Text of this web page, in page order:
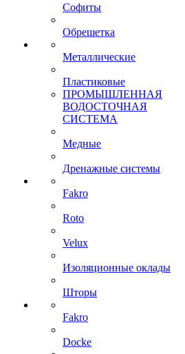
Софиты
Обрешетка
Металлические
Пластиковые
ПРОМЫШЛЕННАЯ
ВОДОСТОЧНАЯ
СИСТЕМА
Медные
Дренажные системы
Fakro
Roto
Velux
Изоляционные оклады
Шторы
Fakro
Docke